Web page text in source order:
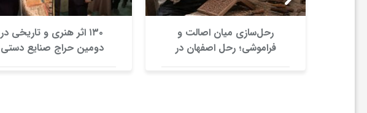
رحل‌سازی میان اصالت و
فراموشی؛ رحل اصفهان در
مساجد و خانه های گرجستان
۱۳۰ اثر هنری و تاریخی در
دومین حراج صنایع دستی
اصفهان عرضه شد